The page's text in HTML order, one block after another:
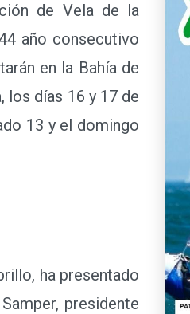
de Vela de la
año consecutivo
en la Bahía de
los días 16 y 17 de
13 y el domingo
ha presentado
presidente